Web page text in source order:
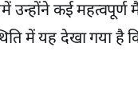
उन्होंने कई महत्वपूर्ण
में यह देखा गया है